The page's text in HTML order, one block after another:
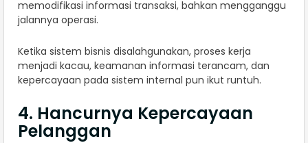
memodifikasi informasi transaksi, bahkan mengganggu
jalannya operasi.
Ketika sistem bisnis disalahgunakan, proses kerja
menjadi kacau, keamanan informasi terancam, dan
kepercayaan pada sistem internal pun ikut runtuh.
4. Hancurnya Kepercayaan
Pelanggan